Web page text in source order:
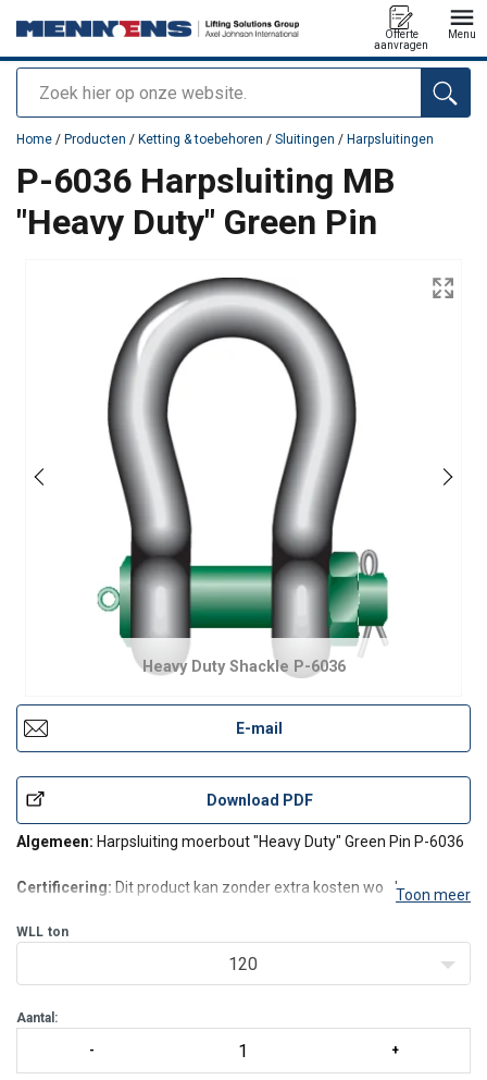
Zoeken
Offerte
aanvragen
Menu
toegevoegd aan uw offerte
Home / Producten / Ketting & toebehoren / Sluitingen / Harpsluitingen
P-6036 Harpsluiting MB
"Heavy Duty" Green Pin
Heavy Duty Shackle P-6036
E-mail
Download PDF
Algemeen: Harpsluiting moerbout "Heavy Duty" Green Pin P-6036
Certificering: Dit product kan zonder extra kosten worden
leverancierscertificaat, conformiteitssverklaring en alle sluitingen
vanaf 150T worden geleverd met een Lloyd
Toon meer
WLL ton
120
Aantal: